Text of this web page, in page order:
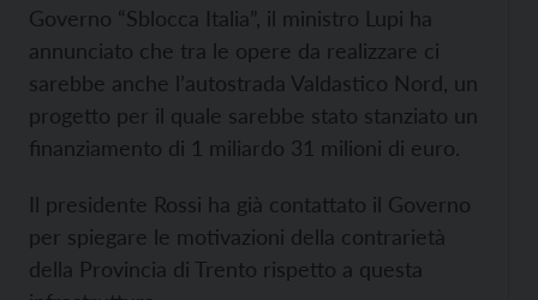
Governo “Sblocca Italia”, il ministro Lupi ha
annunciato che tra le opere da realizzare ci
sarebbe anche l’autostrada Valdastico Nord, un
progetto per il quale sarebbe stato stanziato un
finanziamento di 1 miliardo 31 milioni di euro.
Il presidente Rossi ha già contattato il Governo
per spiegare le motivazioni della contrarietà
della Provincia di Trento rispetto a questa